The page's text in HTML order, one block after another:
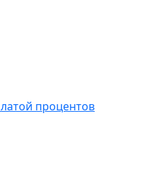
процентов